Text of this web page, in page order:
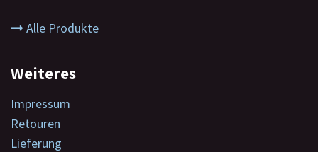
Alle Produkte
Weiteres
Impressum
Retouren
Lieferung